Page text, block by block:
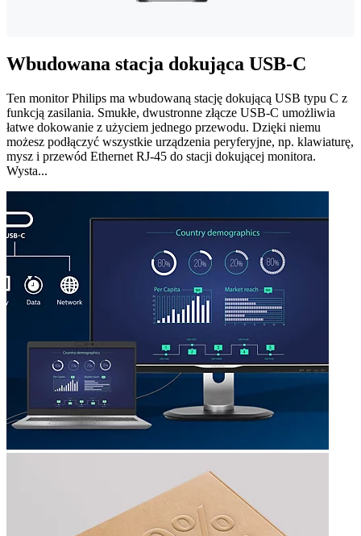
Wbudowana stacja dokująca USB-C
Ten monitor Philips ma wbudowaną stację dokującą USB typu C z
funkcją zasilania. Smukłe, dwustronne złącze USB-C umożliwia
łatwe dokowanie z użyciem jednego przewodu. Dzięki niemu
możesz podłączyć wszystkie urządzenia peryferyjne, np. klawiaturę,
mysz i przewód Ethernet RJ-45 do stacji dokującej monitora.
Wysta...